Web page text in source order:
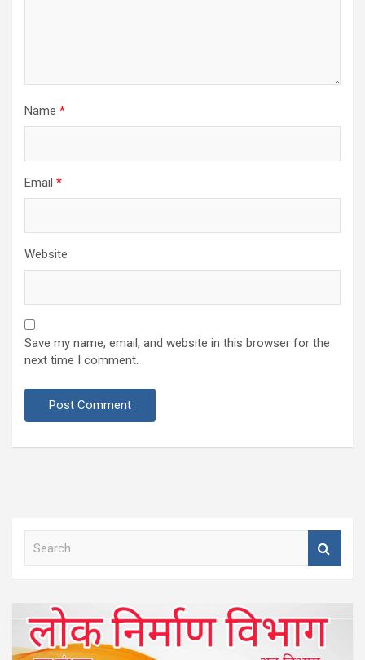
Name *
Email *
Website
Save my name, email, and website in this browser for the
next time I comment.
h